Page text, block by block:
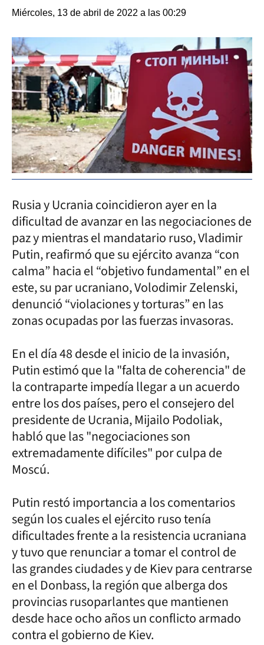
Miércoles, 13 de abril de 2022 a las 00:29
Rusia y Ucrania coincidieron ayer en la
dificultad de avanzar en las negociaciones de
paz y mientras el mandatario ruso, Vladimir
Putin, reafirmó que su ejército avanza “con
calma” hacia el “objetivo fundamental” en el
este, su par ucraniano, Volodimir Zelenski,
denunció “violaciones y torturas” en las
zonas ocupadas por las fuerzas invasoras.
En el día 48 desde el inicio de la invasión,
Putin estimó que la "falta de coherencia" de
la contraparte impedía llegar a un acuerdo
entre los dos países, pero el consejero del
presidente de Ucrania, Mijailo Podoliak,
habló que las "negociaciones son
extremadamente difíciles" por culpa de
Moscú.
Putin restó importancia a los comentarios
según los cuales el ejército ruso tenía
dificultades frente a la resistencia ucraniana
y tuvo que renunciar a tomar el control de
las grandes ciudades y de Kiev para centrarse
en el Donbass, la región que alberga dos
provincias rusoparlantes que mantienen
desde hace ocho años un conflicto armado
contra el gobierno de Kiev.